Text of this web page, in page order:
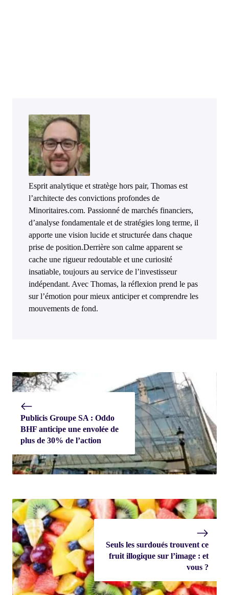
Esprit analytique et stratège hors pair, Thomas est
l’architecte des convictions profondes de
Minoritaires.com. Passionné de marchés financiers,
d’analyse fondamentale et de stratégies long terme, il
apporte une vision lucide et structurée dans chaque
prise de position.Derrière son calme apparent se
cache une rigueur redoutable et une curiosité
insatiable, toujours au service de l’investisseur
indépendant. Avec Thomas, la réflexion prend le pas
sur l’émotion pour mieux anticiper et comprendre les
mouvements de fond.
Publicis Groupe SA : Oddo
BHF anticipe une envolée de
plus de 30% de l’action
Seuls les surdoués trouvent ce
fruit illogique sur l’image : et
vous ?